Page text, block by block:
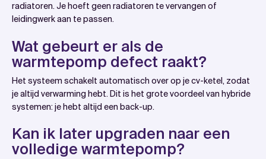
radiatoren. Je hoeft geen radiatoren te vervangen of
leidingwerk aan te passen.
Wat gebeurt er als de
warmtepomp defect raakt?
Het systeem schakelt automatisch over op je cv-ketel, zodat
je altijd verwarming hebt. Dit is het grote voordeel van hybride
systemen: je hebt altijd een back-up.
Kan ik later upgraden naar een
volledige warmtepomp?